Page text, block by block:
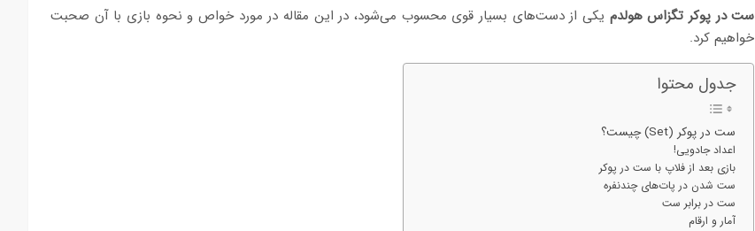
ست در پوکر تگزاس هولدم یکی از دست‌های بسیار قوی محسوب می‌شود، در این مقاله در مورد خواص و نحوه بازی با آن صحبت
خواهیم کرد.
جدول محتوا
ست در پوکر (Set) چیست؟
اعداد جادویی!
بازی بعد از فلاپ با ست در پوکر
ست شدن در پات‌های چندنفره
ست در برابر ست
آمار و ارقام